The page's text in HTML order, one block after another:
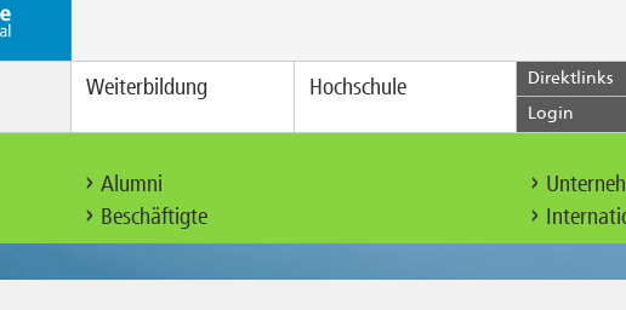
Weiterbildung Hochschule Direktlinks
Login
Alumni
Beschäftigte